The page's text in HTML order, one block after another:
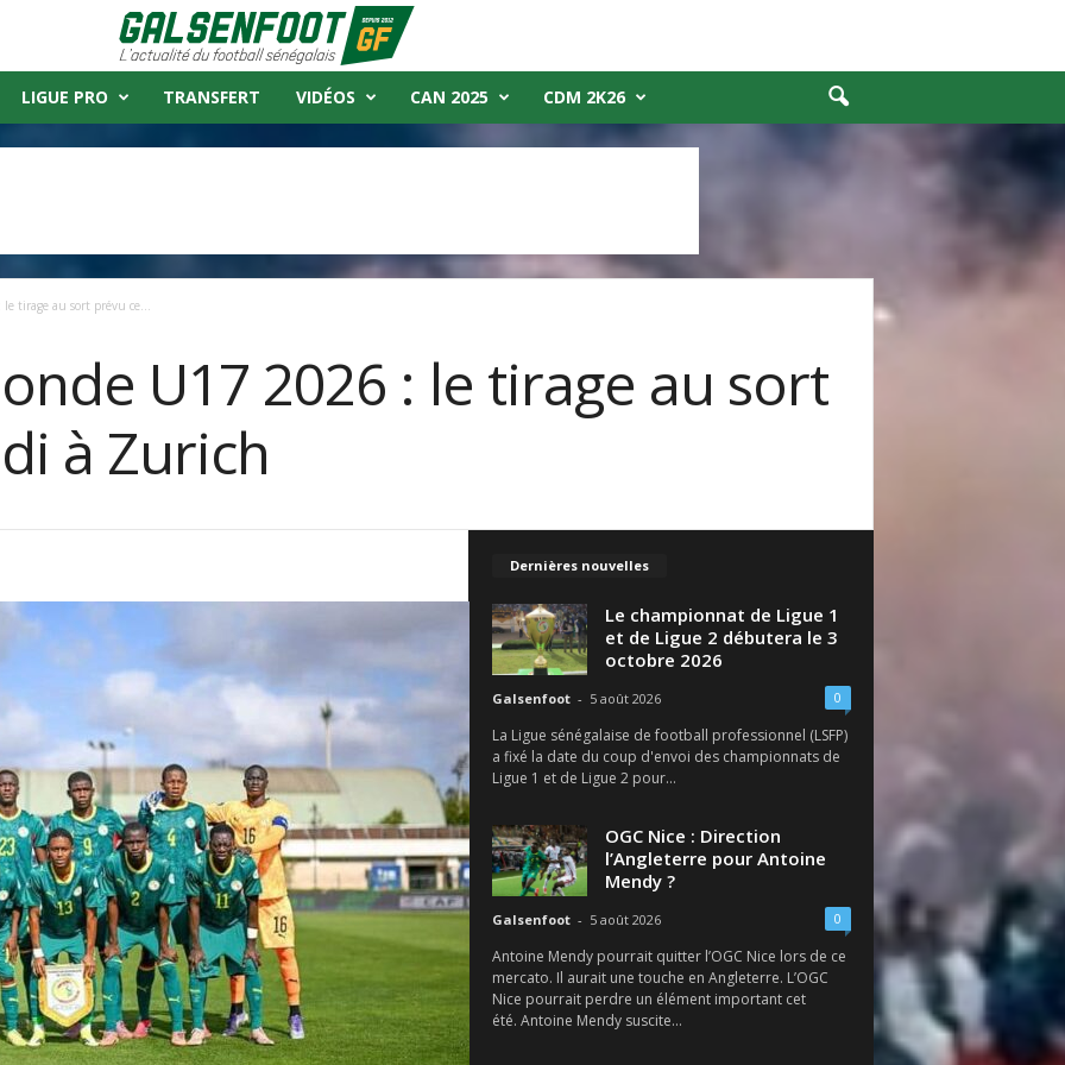
LIGUE PRO TRANSFERT VIDÉOS CAN 2025 CDM 2K26
tirage au sort prévu ce...
U17 2026 : le tirage au sort
à Zurich
Dernières nouvelles
Le championnat de Ligue 1
et de Ligue 2 débutera le 3
octobre 2026
Galsenfoot - 5 août 2026 0
La Ligue sénégalaise de football professionnel (LSFP)
a fixé la date du coup d'envoi des championnats de
Ligue 1 et de Ligue 2 pour...
OGC Nice : Direction
l’Angleterre pour Antoine
Mendy ?
Galsenfoot - 5 août 2026 0
Antoine Mendy pourrait quitter l’OGC Nice lors de ce
mercato. Il aurait une touche en Angleterre. L’OGC
Nice pourrait perdre un élément important cet
été. Antoine Mendy suscite...